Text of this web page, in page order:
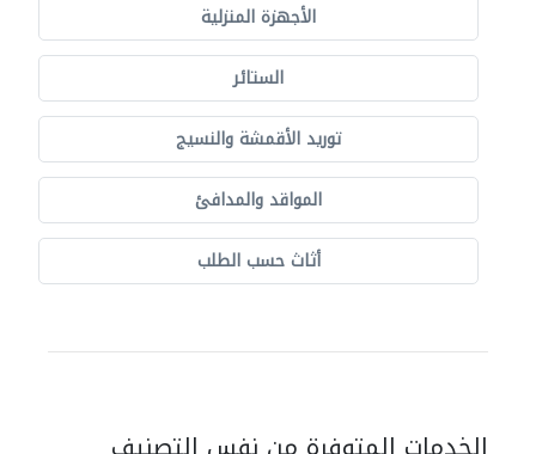
الأجهزة المنزلية
الستائر
توريد الأقمشة والنسيج
المواقد والمدافئ
أثاث حسب الطلب